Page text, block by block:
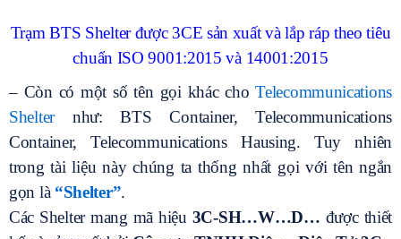
Trạm BTS Shelter được 3CE sản xuất và lắp ráp theo tiêu
chuẩn ISO 9001:2015 và 14001:2015
– Còn có một số tên gọi khác choTelecommunications
Shelternhư: BTS Container, Telecommunications
Container, Telecommunications Hausing. Tuy nhiên
trong tài liệu này chúng ta thống nhất gọi với tên ngắn
gọn là “Shelter”.
Các Shelter mang mã hiệu 3C-SH…W…D… được thiết